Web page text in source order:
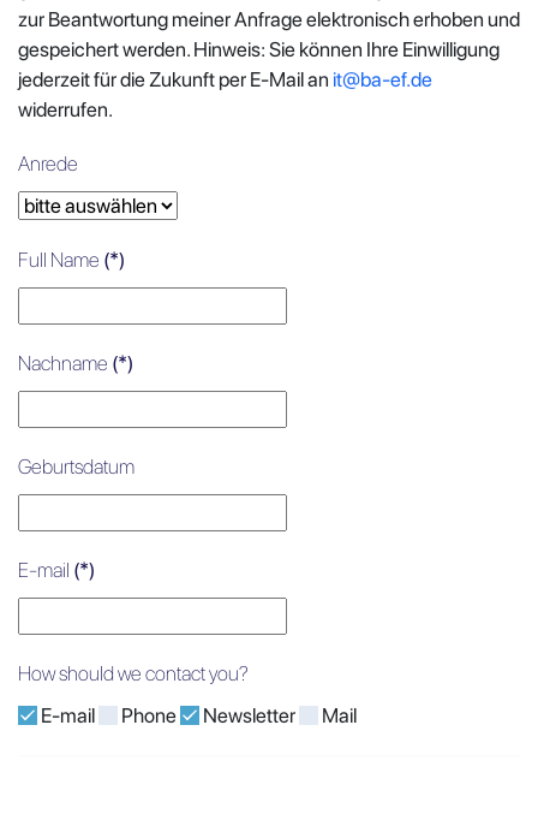
zur Beantwortung meiner Anfrage elektronisch erhoben und
gespeichert werden. Hinweis: Sie können Ihre Einwilligung
jederzeit für die Zukunft per E-Mail an it@ba-ef.de
widerrufen.
Anrede
Full Name (*)
Nachname (*)
Geburtsdatum
E-mail (*)
How should we contact you?
E-mail
Phone Newsletter Mail